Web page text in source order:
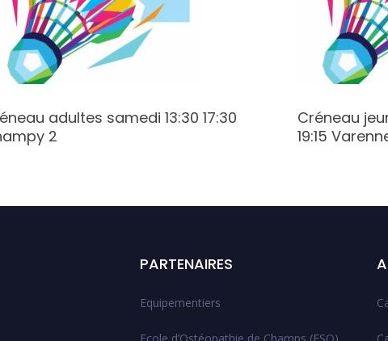
adultes samedi 13:30 17:30
2
Créneau
19:15
PARTENAIRES
Equipementiers